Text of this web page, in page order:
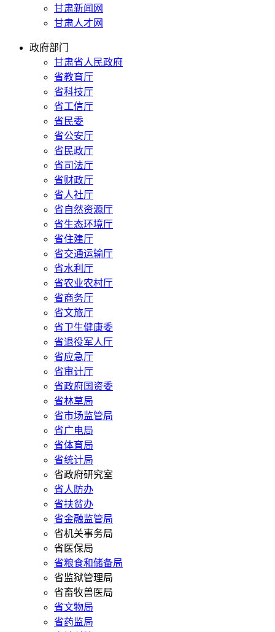
甘肃新闻网
甘肃人才网
政府部门
甘肃省人民政府
省教育厅
省科技厅
省工信厅
省民委
省公安厅
省民政厅
省司法厅
省财政厅
省人社厅
省自然资源厅
省生态环境厅
省住建厅
省交通运输厅
省水利厅
省农业农村厅
省商务厅
省文旅厅
省卫生健康委
省退役军人厅
省应急厅
省审计厅
省政府国资委
省林草局
省市场监管局
省广电局
省体育局
省统计局
省政府研究室
省人防办
省扶贫办
省金融监管局
省机关事务局
省医保局
省粮食和储备局
省监狱管理局
省畜牧兽医局
省文物局
省药监局